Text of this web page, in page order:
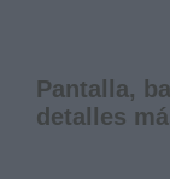
Pantalla,
detalles